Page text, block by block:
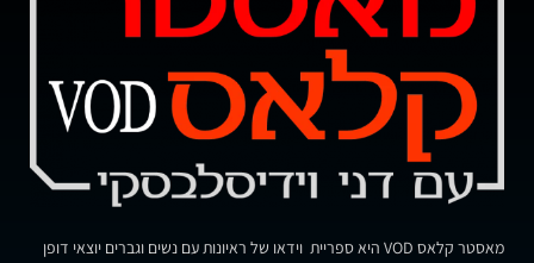
מאסטר קלאס VOD היא ספריית וידאו של ראיונות עם נשים וגברים יוצאי דופן